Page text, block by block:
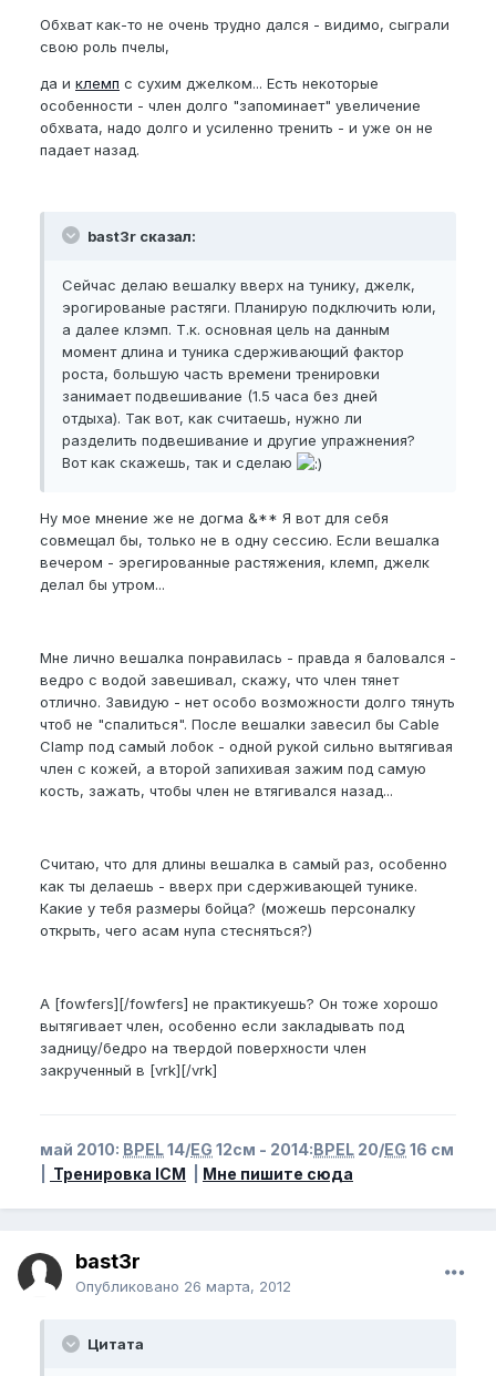
Обхват как-то не очень трудно дался - видимо, сыграли
свою роль пчелы,
да и клемп с сухим джелком... Есть некоторые
особенности - член долго "запоминает" увеличение
обхвата, надо долго и усиленно тренить - и уже он не
падает назад.
bast3r сказал:
Сейчас делаю вешалку вверх на тунику, джелк,
эрогированые растяги. Планирую подключить юли,
а далее клэмп. Т.к. основная цель на данным
момент длина и туника сдерживающий фактор
роста, большую часть времени тренировки
занимает подвешивание (1.5 часа без дней
отдыха). Так вот, как считаешь, нужно ли
разделить подвешивание и другие упражнения?
Вот как скажешь, так и сделаю
Ну мое мнение же не догма &** Я вот для себя
совмещал бы, только не в одну сессию. Если вешалка
вечером - эрегированные растяжения, клемп, джелк
делал бы утром...
Мне лично вешалка понравилась - правда я баловался -
ведро с водой завешивал, скажу, что член тянет
отлично. Завидую - нет особо возможности долго тянуть
чтоб не "спалиться". После вешалки завесил бы Cable
Clamp под самый лобок - одной рукой сильно вытягивая
член с кожей, а второй запихивая зажим под самую
кость, зажать, чтобы член не втягивался назад...
Считаю, что для длины вешалка в самый раз, особенно
как ты делаешь - вверх при сдерживающей тунике.
Какие у тебя размеры бойца? (можешь персоналку
открыть, чего асам нупа стесняться?)
А [fowfers][/fowfers] не практикуешь? Он тоже хорошо
вытягивает член, особенно если закладывать под
задницу/бедро на твердой поверхности член
закрученный в [vrk][/vrk]
май 2010: BPEL14/EG 12см - 2014:BPEL 20/EG 16 см
Тренировка ICM Мне пишите сюда
bast3r
Опубликовано 26 марта, 2012
Цитата